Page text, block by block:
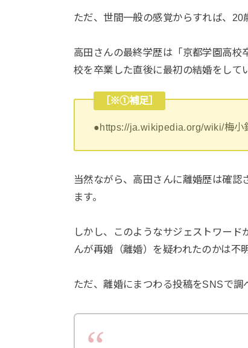
ただ、世間一般の感覚からすれば、20
高田さんの最終学歴は「京都学園高
校を卒業した直後に最初の結婚をして
［※①補足］
●https://ja.wikipedia.org/wiki/梅小
当然ながら、高田さんに離婚歴は確認
ます。
しかし、このようなサジェストワー
んが再婚（離婚）を疑われたのかは不
ただ、離婚にまつわる投稿をSNSで調